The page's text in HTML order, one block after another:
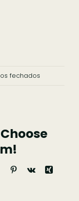
fechados
2
TumblrPinterest
Vk
Xing